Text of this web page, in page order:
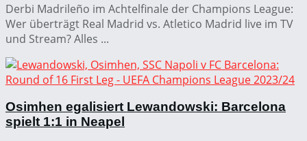
Derbi Madrileño im Achtelfinale der Champions League:
Wer überträgt Real Madrid vs. Atletico Madrid live im TV
und Stream? Alles ...
Osimhen egalisiert Lewandowski: Barcelona
spielt 1:1 in Neapel